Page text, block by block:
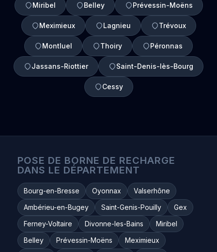
Miribel Belley Prévessin-Moëns
Meximieux Lagnieu Trévoux
Montluel Thoiry Péronnas
Jassans-Riottier Saint-Denis-lès-Bourg
Cessy
POSE DE BORNE DE RECHARGE
DANS LE DÉPARTEMENT
Bourg-en-Bresse Oyonnax
Valserhône
Ambérieu-en-Bugey
Saint-Genis-Pouilly
Gex
Ferney-Voltaire
Divonne-les-Bains
Miribel
Belley
Prévessin-Moëns
Meximieux